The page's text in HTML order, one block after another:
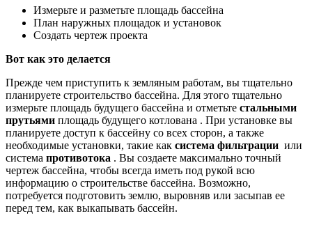
Измерьте и разметьте площадь бассейна
План наружных площадок и установок
Создать чертеж проекта
Вот как это делается
Прежде чем приступить к земляным работам, вы тщательно
планируете строительство бассейна. Для этого тщательно
измерьте площадь будущего бассейна и отметьте стальными
прутьями площадь будущего котлована . При установке вы
планируете доступ к бассейну со всех сторон, а также
необходимые установки, такие как система фильтрации или
система противотока . Вы создаете максимально точный
чертеж бассейна, чтобы всегда иметь под рукой всю
информацию о строительстве бассейна. Возможно,
потребуется подготовить землю, выровняв или засыпав ее
перед тем, как выкапывать бассейн.